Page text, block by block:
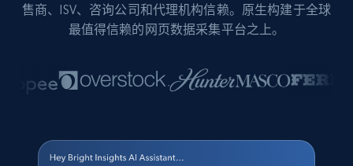
售商、ISV、咨询公司和代理机构信赖。原生构建于全球
最值得信赖的网页数据采集平台之上。